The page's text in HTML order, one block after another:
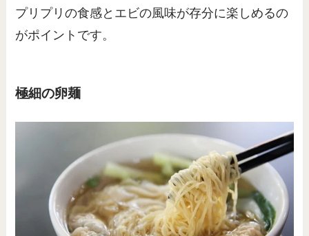
プリプリの食感とエビの風味が存分に楽しめるの
がポイントです。
極細の卵麺